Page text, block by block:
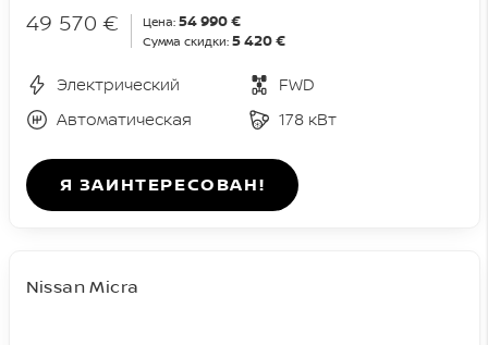
49 570 € Цена: 54 990 €
Сумма скидки: 5 420 €
Электрический
FWD
Автоматическая
178 кВт
Я ЗАИНТЕРЕСОВАН!
Nissan Micra